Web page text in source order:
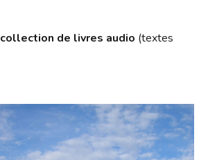
collection de livres audio (textes